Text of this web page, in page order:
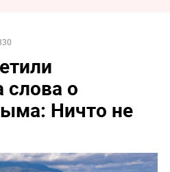
слова о
Ничто не